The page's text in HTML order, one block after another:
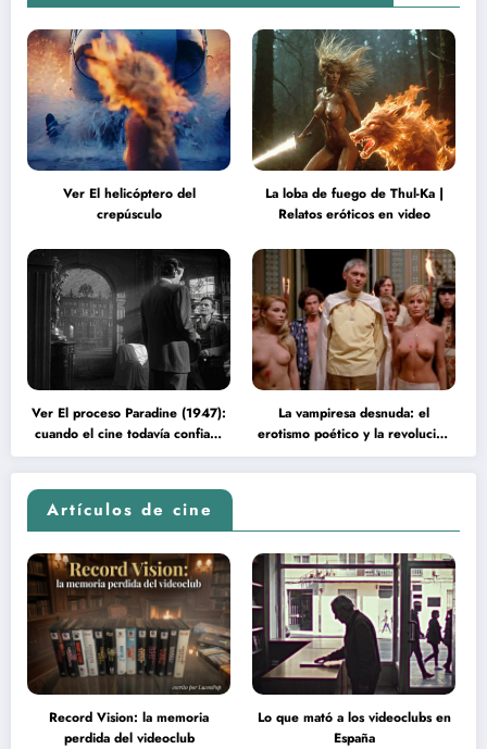
Ver El helicóptero del
crepúsculo
La loba de fuego de Thul-Ka |
Relatos eróticos en video
Ver El proceso Paradine (1947):
cuando el cine todavía confiaba
en la inteligencia del espectador
La vampiresa desnuda: el
erotismo poético y la revolución
psicodélica de Jean Rollin
Artículos de cine
Record Vision: la memoria
perdida del videoclub
Lo que mató a los videoclubs en
España